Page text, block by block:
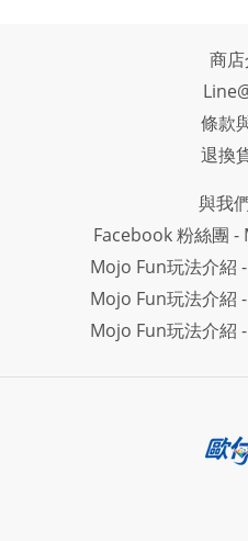
商
條款
退換
與我
Facebook 粉絲團
Mojo Fun玩法介紹
Mojo Fun玩法介紹
Mojo Fun玩法介紹